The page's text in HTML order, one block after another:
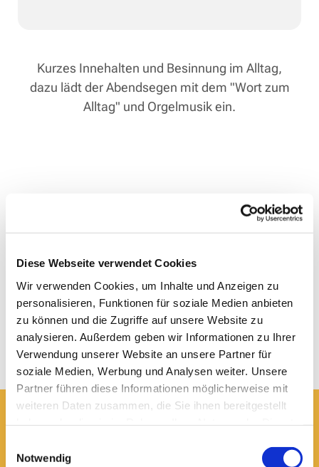
Diese Webseite verwendet Cookies
Wir verwenden Cookies, um Inhalte und Anzeigen zu
personalisieren, Funktionen für soziale Medien anbieten
zu können und die Zugriffe auf unsere Website zu
analysieren. Außerdem geben wir Informationen zu Ihrer
Verwendung unserer Website an unsere Partner für
soziale Medien, Werbung und Analysen weiter. Unsere
Partner führen diese Informationen möglicherweise mit
weiteren Daten zusammen, die Sie ihnen bereitgestellt
Notwendig
Kurzes Innehalten und Besinnung im Alltag,
dazu lädt der Abendsegen mit dem "Wort zum
Alltag" und Orgelmusik ein.
Hier erreichen Sie uns:
Ev.-luth. Domkirche St. Blasii zu Braunschweig